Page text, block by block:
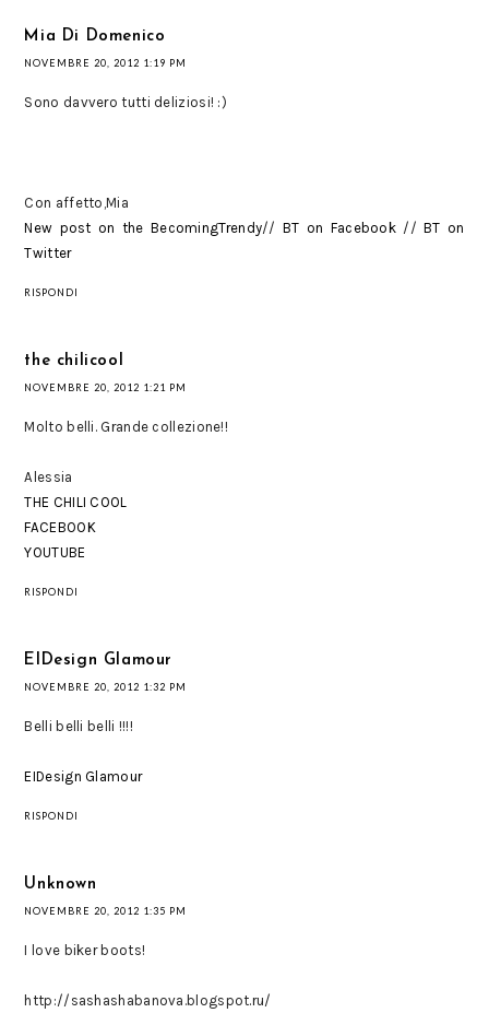
Mia Di Domenico
NOVEMBRE 20, 2012 1:19 PM
Sono davvero tutti deliziosi! :)
Con affetto,Mia
New post on the BecomingTrendy// BT on Facebook //BT on
Twitter
RISPONDI
the chilicool
NOVEMBRE 20, 2012 1:21 PM
Molto belli. Grande collezione!!
Alessia
THE CHILI COOL
FACEBOOK
YOUTUBE
RISPONDI
EIDesign Glamour
NOVEMBRE 20, 2012 1:32 PM
Belli belli belli !!!!
EIDesign Glamour
RISPONDI
Unknown
NOVEMBRE 20, 2012 1:35 PM
I love biker boots!
http://sashashabanova.blogspot.ru/